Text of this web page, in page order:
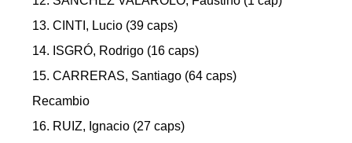
13. CINTI, Lucio (39 caps)
14. ISGRÓ, Rodrigo (16 caps)
15. CARRERAS, Santiago (64 caps)
Recambio
16. RUIZ, Ignacio (27 caps)